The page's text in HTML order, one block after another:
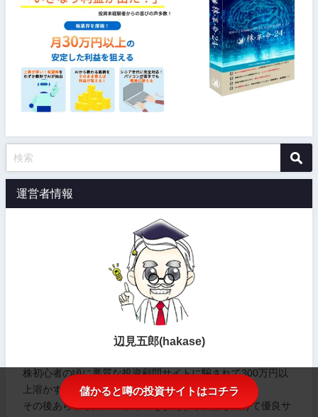
運営者情報
辺見五郎(hakase)
株初心者の頃に悪質な投資顧問サイトに騙されて300万円以
上溶かす。
その後あらゆる口コミサイトをひたすら検証し続けて優良サ
儲かると噂の投資サイトはコチラ